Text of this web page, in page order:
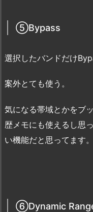
⑤Bypass
選択したバンドだけ
案外とても使う。
気になる帯域とかをブ
歴メモにも使えるし思
い機能だと思ってます。
⑥Dynamic